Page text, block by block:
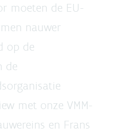
moeten de EU-
nauwer
op de
de
met onze VMM-
en Frans